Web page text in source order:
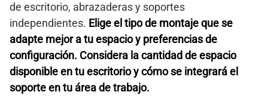
de escritorio, abrazaderas y soportes
independientes. Elige el tipo de montaje que se
adapte mejor a tu espacio y preferencias de
configuración. Considera la cantidad de espacio
disponible en tu escritorio y cómo se integrará el
soporte en tu área de trabajo.